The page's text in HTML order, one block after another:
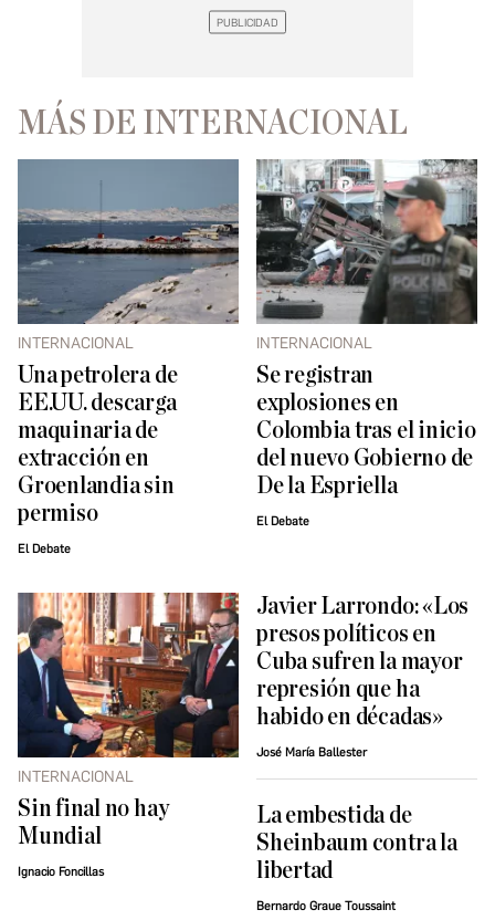
MÁS DE INTERNACIONAL
INTERNACIONAL
Una petrolera de
EE.UU. descarga
maquinaria de
extracción en
Groenlandia sin
permiso
El Debate
INTERNACIONAL
Se registran
explosiones en
Colombia tras el inicio
del nuevo Gobierno de
De la Espriella
El Debate
INTERNACIONAL
Sin final no hay
Mundial
Ignacio Foncillas
Javier Larrondo: «Los
presos políticos en
Cuba sufren la mayor
represión que ha
habido en décadas»
José María Ballester
La embestida de
Sheinbaum contra la
libertad
Bernardo Graue Toussaint